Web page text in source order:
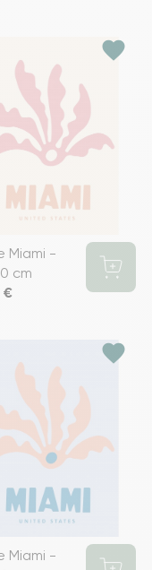
favorite
Miami -
cm
€
favorite
Miami -